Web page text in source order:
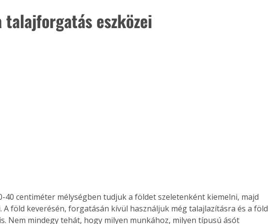
Gyógyító növények: a
természet kincsei az
talajforgatás eszközei
40 centiméter mélységben tudjuk a földet szeletenként kiemelni, majd
A föld keverésén, forgatásán kívül használjuk még talajlazításra és a föld
Nem mindegy tehát, hogy milyen munkához, milyen típusú ásót